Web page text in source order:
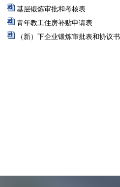
基层锻炼审批和考核表
青年教工住房补贴申请表
（新）下企业锻炼审批表和协议书